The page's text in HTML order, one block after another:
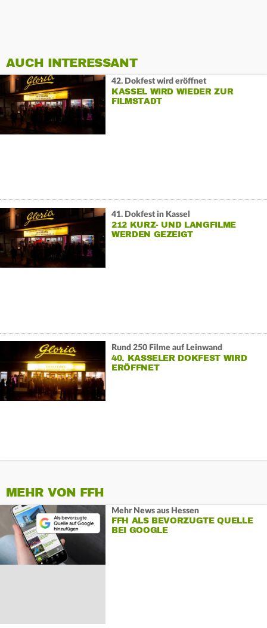
AUCH INTERESSANT
42. Dokfest wird eröffnet
KASSEL WIRD WIEDER ZUR
FILMSTADT
41. Dokfest in Kassel
212 KURZ- UND LANGFILME
WERDEN GEZEIGT
Rund 250 Filme auf Leinwand
40. KASSELER DOKFEST WIRD
ERÖFFNET
MEHR VON FFH
Mehr News aus Hessen
FFH ALS BEVORZUGTE QUELLE
BEI GOOGLE